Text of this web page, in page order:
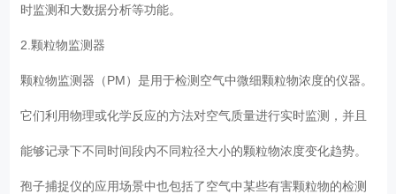
时监测和大数据分析等功能。
2.颗粒物监测器
颗粒物监测器（PM）是用于检测空气中微细颗粒物浓度的仪器。
它们利用物理或化学反应的方法对空气质量进行实时监测，并且
能够记录下不同时间段内不同粒径大小的颗粒物浓度变化趋势。
孢子捕捉仪的应用场景中也包括了空气中某些有害颗粒物的检测